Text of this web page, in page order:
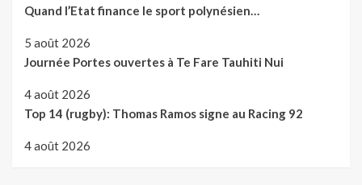
Quand l’Etat finance le sport polynésien…
5 août 2026
Journée Portes ouvertes à Te Fare Tauhiti Nui
4 août 2026
Top 14 (rugby): Thomas Ramos signe au Racing 92
4 août 2026